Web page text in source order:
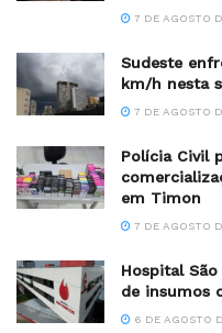
7 DE AGOSTO
Sudeste
km/h nesta
7 DE AGOSTO
Polícia Civil
em Timon
7 DE AGOSTO
Hospital
de insumos
6 DE AGOSTO